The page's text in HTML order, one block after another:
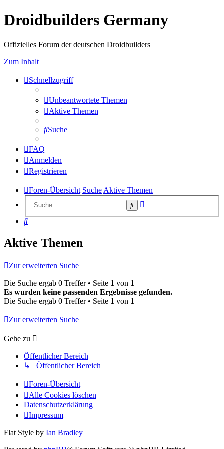
Droidbuilders Germany
Offizielles Forum der deutschen Droidbuilders
Zum Inhalt
Schnellzugriff
Unbeantwortete Themen
Aktive Themen
Suche
FAQ
Anmelden
Registrieren
Foren-Übersicht Suche Aktive Themen
Suche
Suche
Aktive Themen
Zur erweiterten Suche
Die Suche ergab 0 Treffer • Seite 1 von 1
Es wurden keine passenden Ergebnisse gefunden.
Die Suche ergab 0 Treffer • Seite 1 von 1
Zur erweiterten Suche
Gehe zu
Öffentlicher Bereich
↳ Öffentlicher Bereich
Foren-Übersicht
Alle Cookies löschen
Datenschutzerklärung
Impressum
Flat Style by Ian Bradley